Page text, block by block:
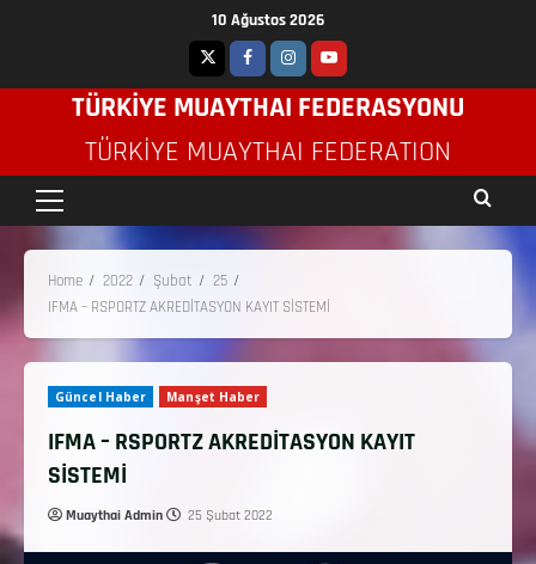
10 Ağustos 2026
TÜRKİYE MUAYTHAI FEDERASYONU
TÜRKIYE MUAYTHAI FEDERATION
Home 2022 Şubat
25
IFMA – RSPORTZ AKREDİTASYON KAYIT SİSTEMİ
Güncel Haber Manşet Haber
IFMA – RSPORTZ AKREDİTASYON KAYIT
SİSTEMİ
Muaythai Admin 25 Şubat 2022